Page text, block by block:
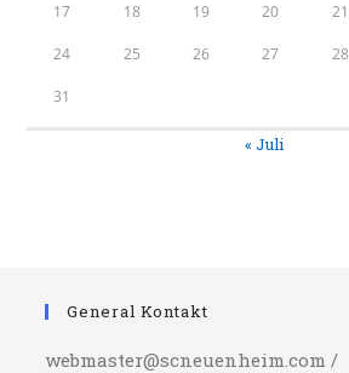
17 18 19 20 21
24 25 26 27 28
31
« Juli
General Kontakt
webmaster@scneuenheim.com /